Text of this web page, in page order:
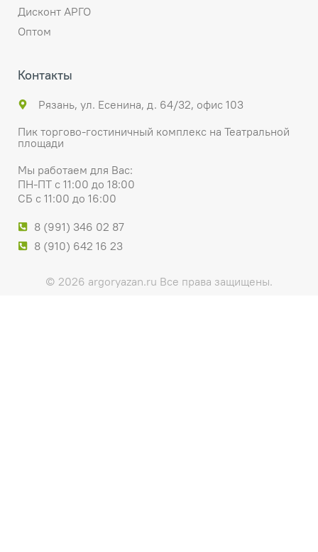
Дисконт АРГО
Оптом
Контакты
Рязань, ул. Есенина, д. 64/32, офис 103
Пик торгово-гостиничный комплекс на Театральной
площади
Мы работаем для Вас:
ПН-ПТ с 11:00 до 18:00
СБ с 11:00 до 16:00
8 (991) 346 02 87
8 (910) 642 16 23
© 2026 argoryazan.ru Все права защищены.